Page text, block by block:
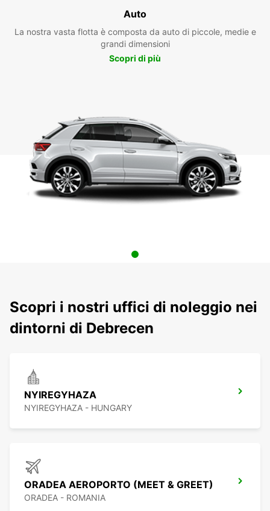
Auto
La nostra vasta flotta è composta da auto di piccole, medie e
grandi dimensioni
Scopri di più
Scopri i nostri uffici di noleggio nei
dintorni di Debrecen
NYIREGYHAZA
NYIREGYHAZA - HUNGARY
ORADEA AEROPORTO (MEET & GREET)
ORADEA - ROMANIA